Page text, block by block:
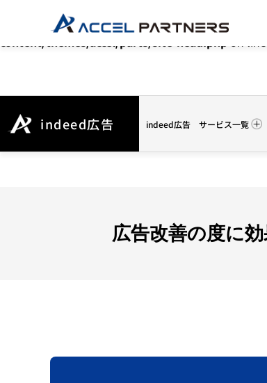
: Undefined array key
content/themes/accel/parts/site-head.php on line
indeed広告 indeed広告 サービス一覧
広告改善の度に